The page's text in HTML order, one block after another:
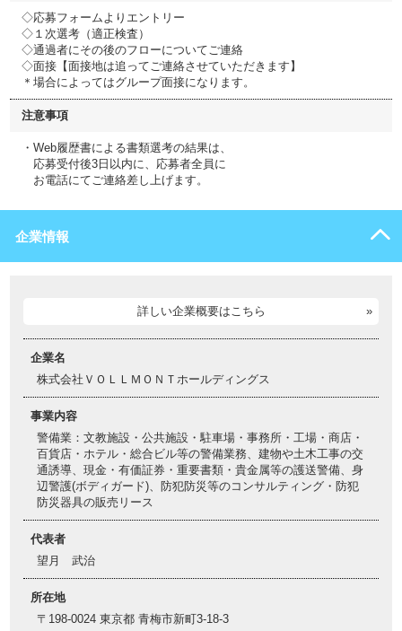
◇応募フォームよりエントリー
◇１次選考（適正検査）
◇通過者にその後のフローについてご連絡
◇面接【面接地は追ってご連絡させていただきます】
＊場合によってはグループ面接になります。
注意事項
・Web履歴書による書類選考の結果は、
応募受付後3日以内に、応募者全員に
お電話にてご連絡差し上げます。
企業情報
詳しい企業概要はこちら
企業名
株式会社ＶＯＬＬＭＯＮＴホールディングス
事業内容
警備業：文教施設・公共施設・駐車場・事務所・工場・商店・
百貨店・ホテル・総合ビル等の警備業務、建物や土木工事の交
通誘導、現金・有価証券・重要書類・貴金属等の護送警備、身
辺警護(ボディガード)、防犯防災等のコンサルティング・防犯
防災器具の販売リース
代表者
望月 武治
所在地
〒198-0024 東京都 青梅市新町3-18-3